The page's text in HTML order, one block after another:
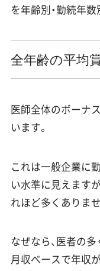
を年齢別・勤続年
全年齢の平均
医師全体のボーナ
います。
これは一般企業に
い水準に見えます
れほど多くありませ
なぜなら、医者の
月収ベースで年収